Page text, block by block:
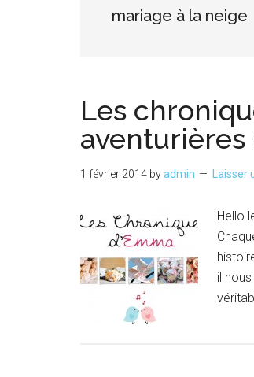
mariage à la neige
Les
aventurières
1 février 2014 byadmin
Hello
il